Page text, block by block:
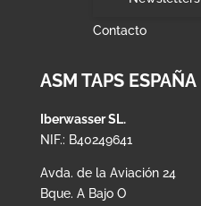
Contacto
ASM TAPS ESPAÑA
Iberwasser SL.
NIF.: B40249641
Avda. de la Aviación 24
Bque. A Bajo O